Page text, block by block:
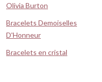
Olivia Burton
Bracelets Demoiselles
D'Honneur
Bracelets en cristal